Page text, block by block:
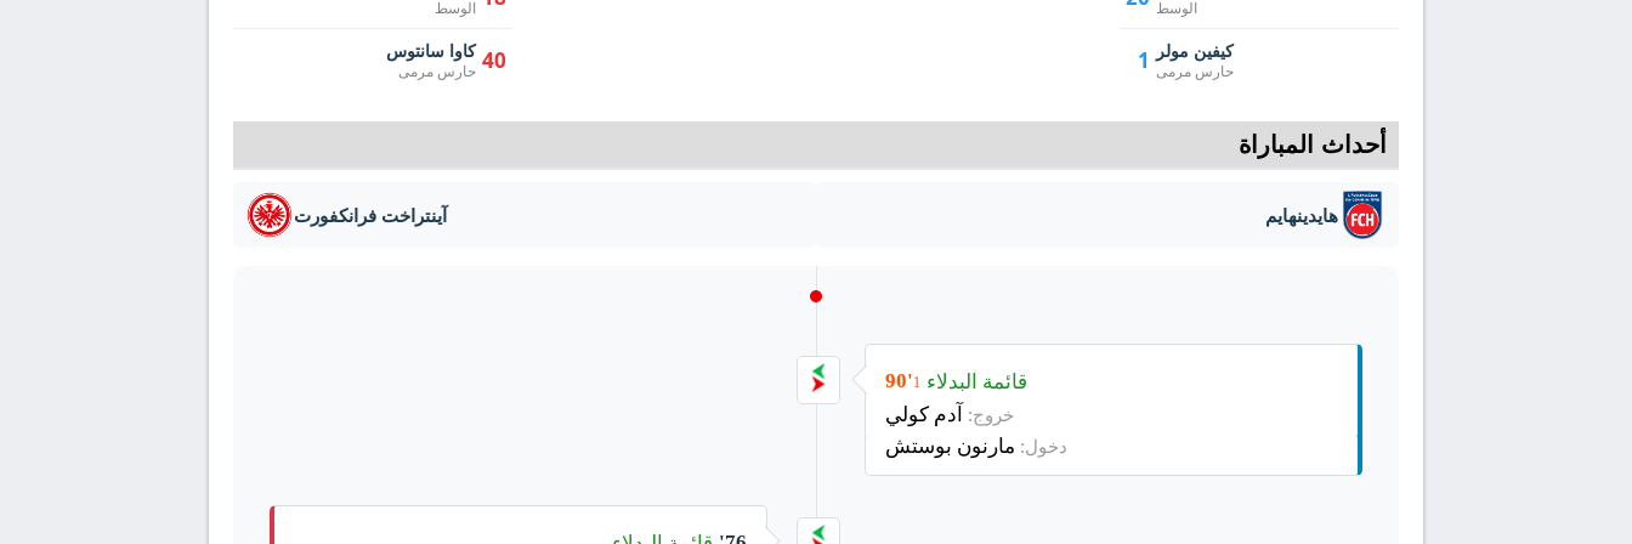
الوسط
1 كيفين مولر
حارس مرمى
الوسط
40 كاوا سانتوس
حارس مرمى
أحداث المباراة
هايدينهايم آينتراخت فرانكفورت
90'1 قائمة البدلاء
خروج: آدم كولي
دخول: مارنون بوستش